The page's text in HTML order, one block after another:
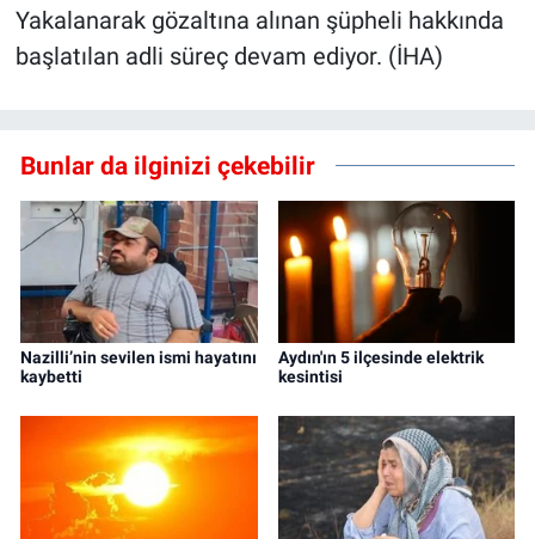
Yakalanarak gözaltına alınan şüpheli hakkında
başlatılan adli süreç devam ediyor. (İHA)
Bunlar da ilginizi çekebilir
Nazilli’nin sevilen ismi hayatını
kaybetti
Aydın'ın 5 ilçesinde elektrik
kesintisi